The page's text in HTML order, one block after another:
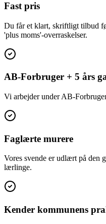
Fast pris
Du får et klart, skriftligt tilbud
'plus moms'-overraskelser.
AB-Forbruger + 5 års
Vi arbejder under AB-
Faglærte murere
Vores svende er udlært på den
lærlinge.
Kender kommunens